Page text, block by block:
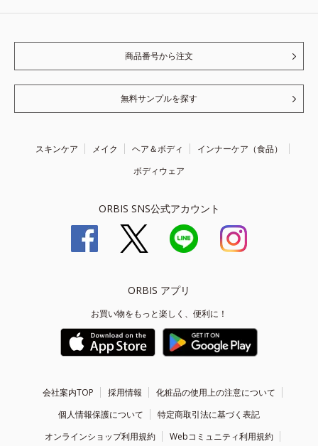
商品番号から注文
無料サンプルを探す
スキンケア メイク ヘア＆ボディ
インナーケア（食品）
ボディウェア
ORBIS SNS公式アカウント
ORBIS アプリ
お買い物をもっと楽しく、便利に！
会社案内TOP 採用情報
化粧品の使用上の注意について
個人情報保護について
特定商取引法に基づく表記
オンラインショップ利用規約
Webコミュニティ利用規約